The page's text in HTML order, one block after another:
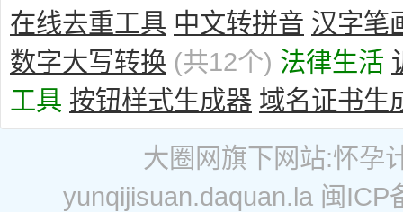
在线去重工具 中文转拼音 汉字笔
数字大写转换 (共12个) 法律生活
工具 按钮样式生成器 域名证书生
大圈网旗下网站:怀孕
yunqijisuan.daquan.la 闽ICP